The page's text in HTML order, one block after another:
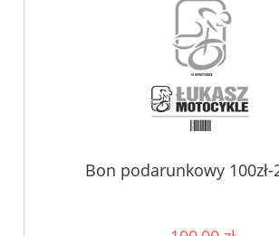
Bon podarunkowy 100zł-